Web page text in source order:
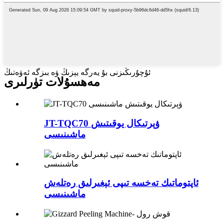
ئۇچۇرىڭىزنى بۇ يەرگە يېزىڭ ۋە بىزگە ئەۋەتىڭ
مەھسۇلات تۈرلىرى
JT-TQC70 ۋېرتىكال يوقىتىش
ماشىنىسى
ئاپتوماتىك تەخسە تىپى ئېغىرلىق رەتلەش
ماشىنىسى